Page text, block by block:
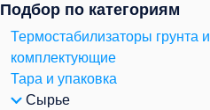
Подбор по категориям
Термостабилизаторы грунта и
комплектующие
Тара и упаковка
Сырье